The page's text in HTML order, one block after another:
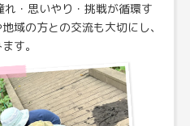
・思いやり・挑戦が循環す
域の方との交流も大切にし、
す。